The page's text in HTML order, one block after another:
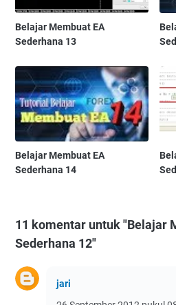
Belajar Membuat EA
Sederhana 13
Belajar Membuat EA
Sederhana 14
11 komentar untuk "Belajar
Sederhana 12"
jari